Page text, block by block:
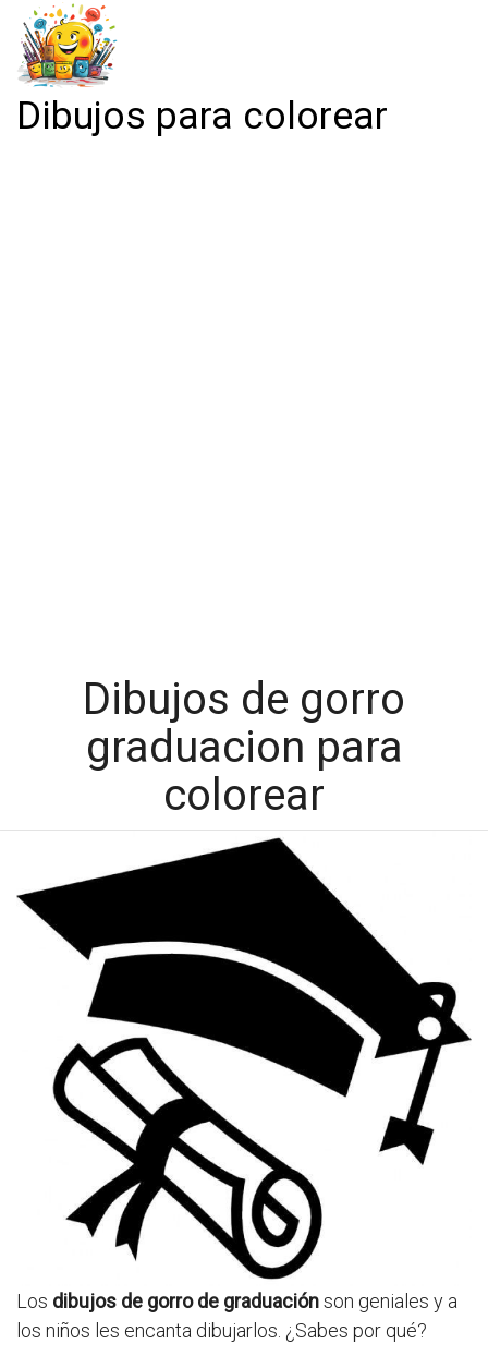
Dibujos para colorear
Dibujos de gorro
graduacion para
colorear
Los dibujos de gorro de graduaciónson geniales y a
los niños les encanta dibujarlos. ¿Sabes por qué?